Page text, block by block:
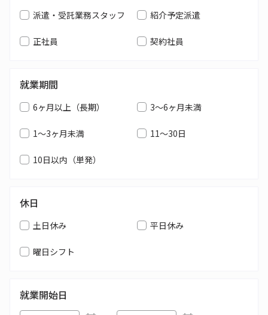
派遣・受託業務スタッフ 紹介予定派遣
正社員 契約社員
就業期間
6ヶ月以上（長期） 3～6ヶ月未満
1～3ヶ月未満 11～30日
10日以内（単発）
休日
土日休み 平日休み
曜日シフト
就業開始日